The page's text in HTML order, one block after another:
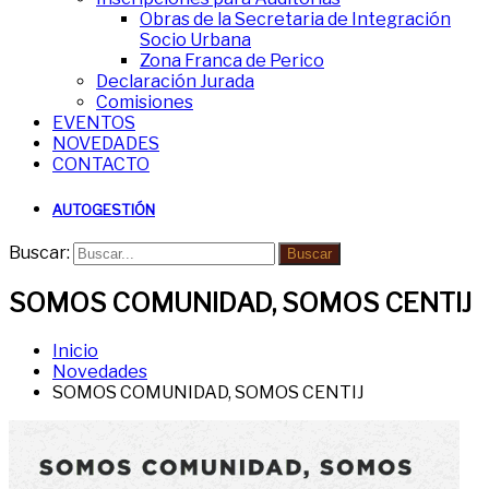
Obras de la Secretaria de Integración
Socio Urbana
Zona Franca de Perico
Declaración Jurada
Comisiones
EVENTOS
NOVEDADES
CONTACTO
AUTOGESTIÓN
Buscar: Buscar
SOMOS COMUNIDAD, SOMOS CENTIJ
Inicio
Novedades
SOMOS COMUNIDAD, SOMOS CENTIJ